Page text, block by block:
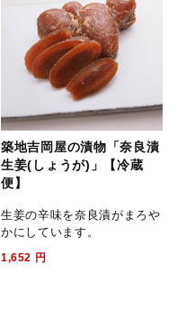
築地吉岡屋の漬物「奈良漬
生姜(しょうが)」【冷蔵
便】
生姜の辛味を奈良漬がまろや
かにしています。
1,652 円